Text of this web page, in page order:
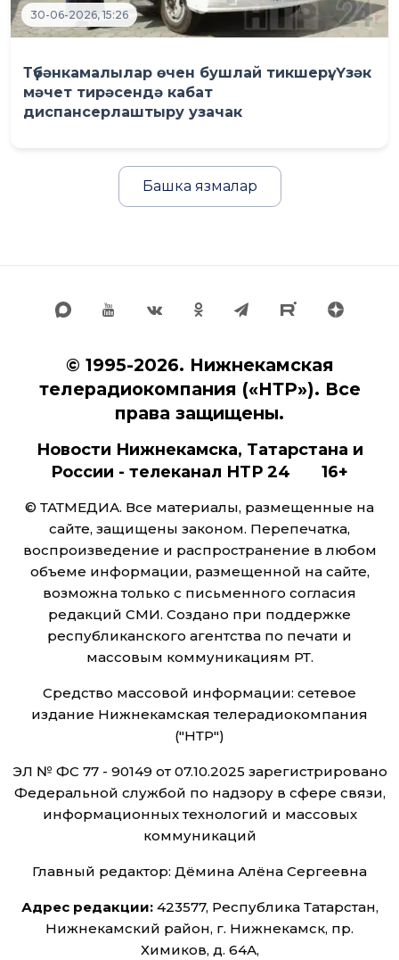
30-06-2026, 15:26
Түбәнкамалылар өчен бушлай тикшерү: Үзәк
мәчет тирәсендә кабат
диспансерлаштыру узачак
Башка язмалар
© 1995-2026. Нижнекамская
телерадиокомпания («НТР»). Все
права защищены.
Новости Нижнекамска, Татарстана и
России - телеканал НТР 24 16+
© ТАТМЕДИА. Все материалы, размещенные на
сайте, защищены законом. Перепечатка,
воспроизведение и распространение в любом
объеме информации, размещенной на сайте,
возможна только с письменного согласия
редакций СМИ. Создано при поддержке
республиканского агентства по печати и
массовым коммуникациям РТ.
Средство массовой информации: сетевое
издание Нижнекамская телерадиокомпания
("НТР")
ЭЛ № ФС 77 - 90149 от 07.10.2025 зарегистрировано
Федеральной службой по надзору в сфере связи,
информационных технологий и массовых
коммуникаций
Главный редактор: Дёмина Алёна Сергеевна
Адрес редакции:423577, Республика Татарстан,
Нижнекамский район, г. Нижнекамск, пр.
Химиков, д. 64А,